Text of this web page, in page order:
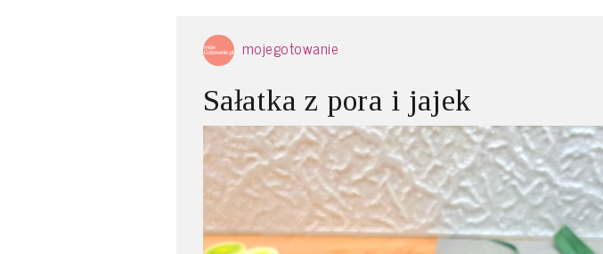
mojegotowanie
Sałatka z pora i jajek